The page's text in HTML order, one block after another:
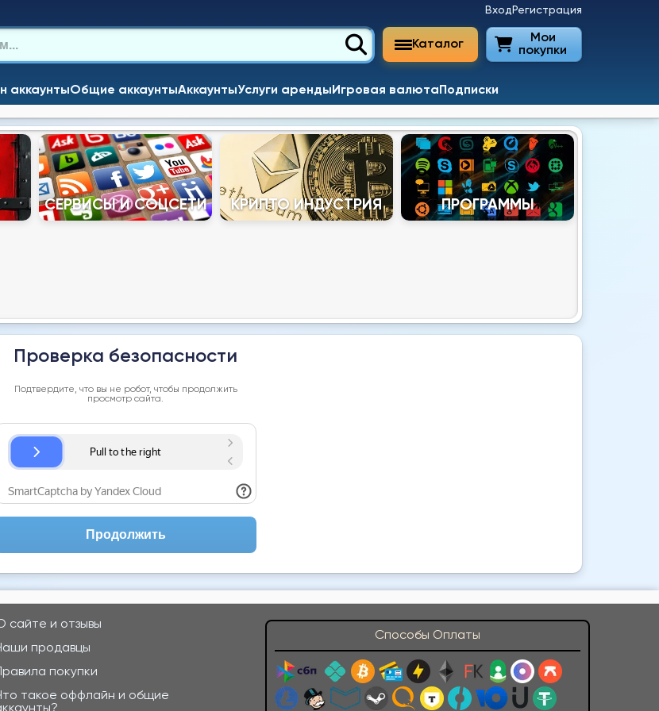
Каталог
Мои
покупки
Вход Регистрация
аккаунтыОбщие аккаунтыАккаунтыУслуги арендыИгровая валюта Подписки
СЕРВИСЫ И СОЦСЕТИ КРИПТО ИНДУСТРИЯ ПРОГРАММЫ
Проверка безопасности
Подтвердите, что вы не робот, чтобы продолжить
просмотр сайта.
Продолжить
сайте и отзывы
продавцы
покупки
такое оффлайн и общие
Способы Оплаты